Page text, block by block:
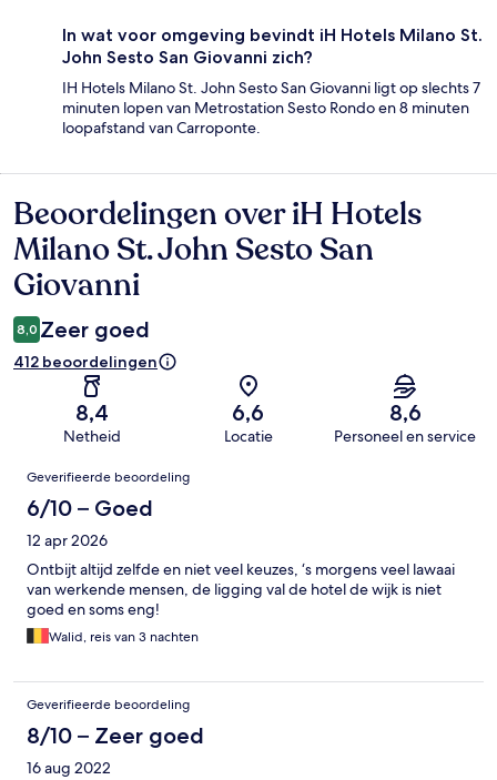
In wat voor omgeving bevindt iH Hotels Milano St.
John Sesto San Giovanni zich?
IH Hotels Milano St. John Sesto San Giovanni ligt op slechts 7
minuten lopen van Metrostation Sesto Rondo en 8 minuten
loopafstand van Carroponte.
Beoordelingen
Beoordelingen over iH Hotels
Milano St. John Sesto San
Giovanni
8,0 Zeer goed
412 beoordelingen
8,4
Netheid
6,6
Locatie
8,6
Personeel en service
Beoordelingen
Geverifieerde beoordeling
6/10 – Goed
12 apr 2026
Ontbijt altijd zelfde en niet veel keuzes, ‘s morgens veel lawaai
van werkende mensen, de ligging val de hotel de wijk is niet
goed en soms eng!
Walid, reis van 3 nachten
Geverifieerde beoordeling
8/10 – Zeer goed
16 aug 2022